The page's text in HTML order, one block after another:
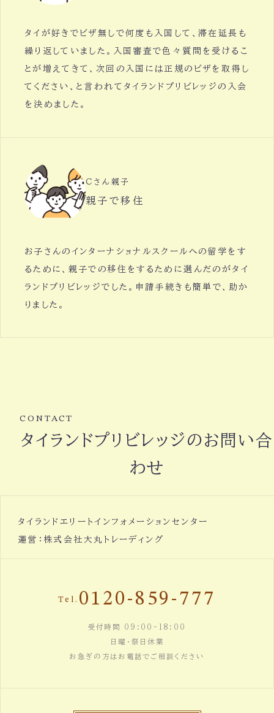
タイが好きでビザ無しで何度も入国して、滞在延長も
繰り返していました。入国審査で色々質問を受けるこ
とが増えてきて、次回の入国には正規のビザを取得し
てください、と言われてタイランドプリビレッジの入会
を決めました。
Cさん親子
親子で移住
お子さんのインターナショナルスクールへの留学をす
るために、親子での移住をするために選んだのがタイ
ランドプリビレッジでした。申請手続きも簡単で、助か
りました。
CONTACT
タイランドプリビレッジのお問い合
わせ
タイランドエリートインフォメーションセンター
運営：株式会社大丸トレーディング
Tel. 0120-859-777
受付時間 09:00-18:00
日曜・祭日休業
お急ぎの方はお電話でご相談ください